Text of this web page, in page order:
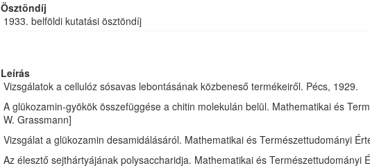
Ösztöndíj
1933. belföldi kutatási ösztöndíj
Leírás
Vizsgálatok a cellulóz sósavas lebontásának közbeneső termékeiről. Pécs, 1929.
A glükozamin-gyökök összefüggése a chitin molekulán belül. Mathematikai és
W. Grassmann]
Vizsgálat a glükozamin desamidálásáról. Mathematikai és Természettudományi
Az élesztő sejthártyájának polysaccharidja. Mathematikai és Természettudományi